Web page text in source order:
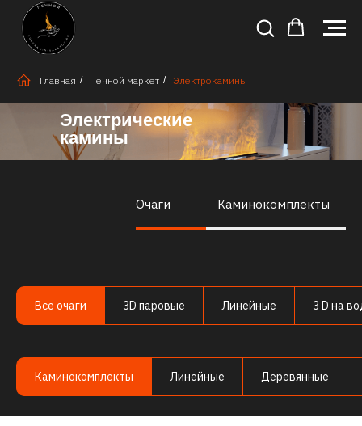
Главная / Печной маркет / Электрокамины
Электрические
камины
Очаги Каминокомплекты
Все очаги 3D паровые Линейные 3 D на
Каминокомплекты Линейные Деревянные